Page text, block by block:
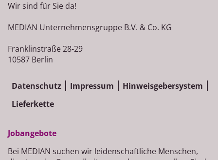
Wir sind für Sie da!
MEDIAN Unternehmensgruppe B.V. & Co. KG
Franklinstraße 28-29
10587 Berlin
Datenschutz Impressum
Hinweisgebersystem
Lieferkette
Jobangebote
Bei MEDIAN suchen wir leidenschaftliche Menschen,